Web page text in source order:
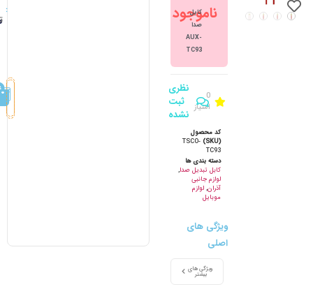
ناموجود
کابل
صدا
AUX-
TC93
0
امتیاز
نظری
ثبت
نشده
کد محصول
(SKU)
TSCO-
TC93
دسته بندی ها
کابل تبدیل صدا,
لوازم جانبی
آذران, لوازم
موبایل
ویژگی های
اصلی
ویژگی های
بیشتر
: